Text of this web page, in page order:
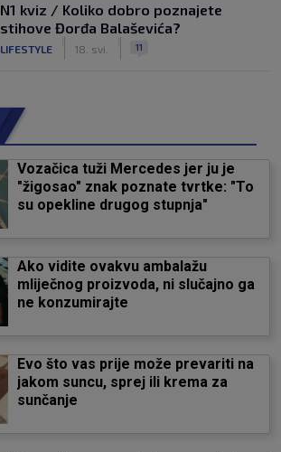
N1 kviz / Koliko dobro poznajete
stihove Đorđa Balaševića?
LIFESTYLE 18. svi. 11
Vozačica tuži Mercedes jer ju je
"žigosao" znak poznate tvrtke: "To
su opekline drugog stupnja"
Ako vidite ovakvu ambalažu
mliječnog proizvoda, ni slučajno ga
ne konzumirajte
Evo što vas prije može prevariti na
jakom suncu, sprej ili krema za
sunčanje